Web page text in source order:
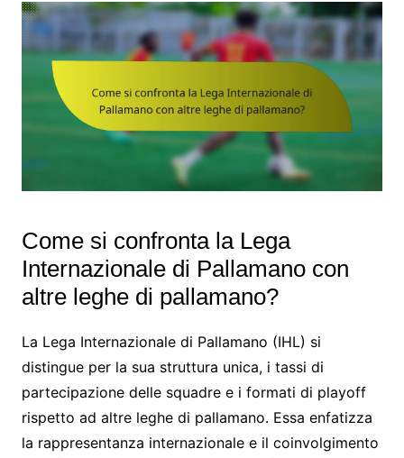
Come si confronta la Lega
Internazionale di Pallamano con
altre leghe di pallamano?
La Lega Internazionale di Pallamano (IHL) si
distingue per la sua struttura unica, i tassi di
partecipazione delle squadre e i formati di playoff
rispetto ad altre leghe di pallamano. Essa enfatizza
la rappresentanza internazionale e il coinvolgimento